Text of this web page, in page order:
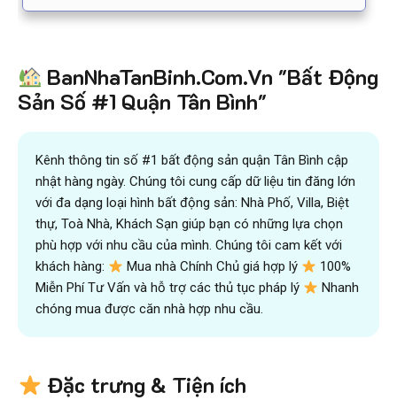
BanNhaTanBinh.Com.Vn "Bất Động
Sản Số #1 Quận Tân Bình"
Kênh thông tin số #1 bất động sản quận Tân Bình cập
nhật hàng ngày. Chúng tôi cung cấp dữ liệu tin đăng lớn
với đa dạng loại hình bất động sản: Nhà Phố, Villa, Biệt
thự, Toà Nhà, Khách Sạn giúp bạn có những lựa chọn
phù hợp với nhu cầu của mình. Chúng tôi cam kết với
khách hàng:
Mua nhà Chính Chủ giá hợp lý
100%
Miễn Phí Tư Vấn và hỗ trợ các thủ tục pháp lý
Nhanh
chóng mua được căn nhà hợp nhu cầu.
Đặc trưng & Tiện ích